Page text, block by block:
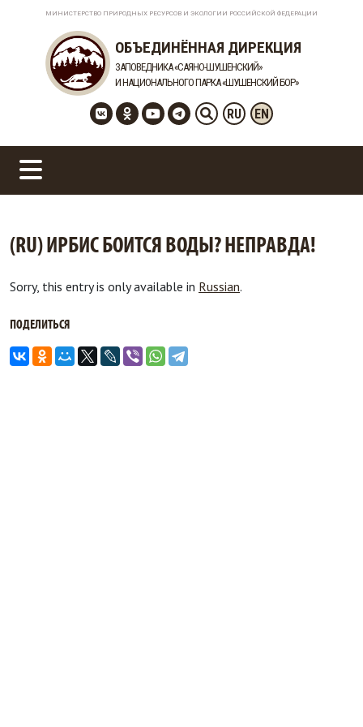
МИНИСТЕРСТВО ПРИРОДНЫХ РЕСУРСОВ И ЭКОЛОГИИ РОССИЙСКОЙ ФЕДЕРАЦИИ
ОБЪЕДИНЁННАЯ ДИРЕКЦИЯ
ЗАПОВЕДНИКА «САЯНО-ШУШЕНСКИЙ»
И НАЦИОНАЛЬНОГО ПАРКА «ШУШЕНСКИЙ БОР»
RU EN
(RU) ИРБИС БОИТСЯ ВОДЫ? НЕПРАВДА!
Sorry, this entry is only available in Russian.
ПОДЕЛИТЬСЯ